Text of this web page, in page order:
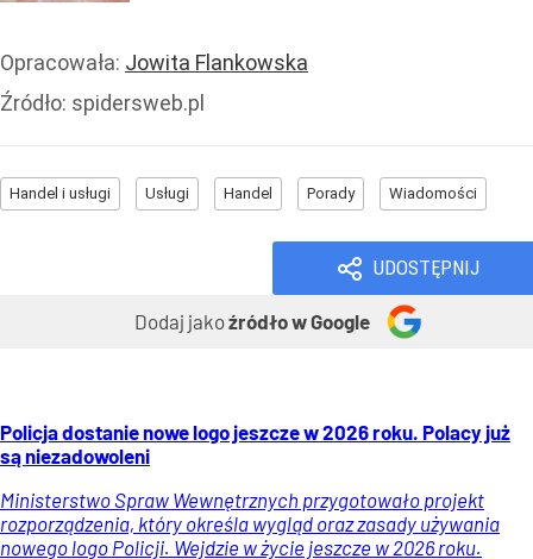
Opracowała: Jowita Flankowska
Źródło: spidersweb.pl
Handel i usługi Usługi Handel Porady Wiadomości
UDOSTĘPNIJ
Dodaj jakoźródło w Google
Policja dostanie nowe logo jeszcze w 2026 roku. Polacy już
są niezadowoleni
Ministerstwo Spraw Wewnętrznych przygotowało projekt
rozporządzenia, który określa wygląd oraz zasady używania
nowego logo Policji. Wejdzie w życie jeszcze w 2026 roku.